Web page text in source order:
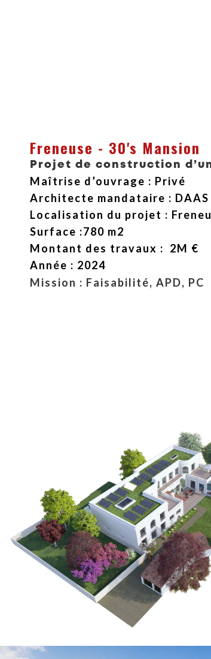
Freneuse - 30's Mansion
Projet de construction
Maîtrise d’ouvrage : Privé
Architecte mandataire : DAAS
Localisation du projet :
Surface :780 m2
Montant des travaux : 2M €
Année : 2024
Mission : Faisabilité, APD, PC